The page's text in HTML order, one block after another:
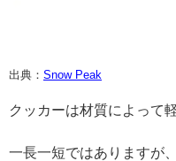
出典： Snow Peak
クッカーは材質によって
一長一短ではありますが